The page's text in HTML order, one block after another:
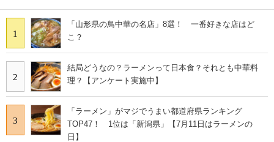
1
「山形県の鳥中華の名店」8選！ 一番好きな店はど
こ？
2
結局どうなの？ラーメンって日本食？それとも中華料
理？【アンケート実施中】
3
「ラーメン」がマジでうまい都道府県ランキング
TOP47！ 1位は「新潟県」【7月11日はラーメンの
日】